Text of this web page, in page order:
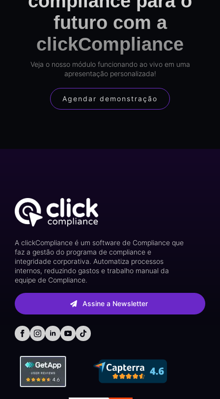
futuro com a
clickCompliance
Veja o nosso módulo funcionando ao vivo em uma
apresentação personalizada!
Agendar demonstração
A clickCompliance é um software de Compliance que
faz a gestão do programa de compliance e
integridade corporativa. Automatiza processos
internos, reduzindo gastos e trabalho manual da
equipe de Compliance.
Assine a Newsletter